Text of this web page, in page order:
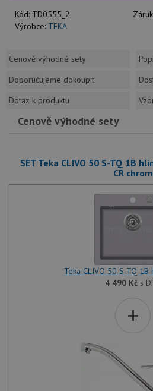
Kód: TD0555_2
Výrobce: TEKA
Cenově výhodné sety
Doporučujeme dokoupit
Dotaz k produktu
Cenově výhodné sety
SET Teka CLIVO 50 S-TQ 1B
CR chrom
Teka CLIVO 50 S-TQ 1B
4 490 Kčs
+